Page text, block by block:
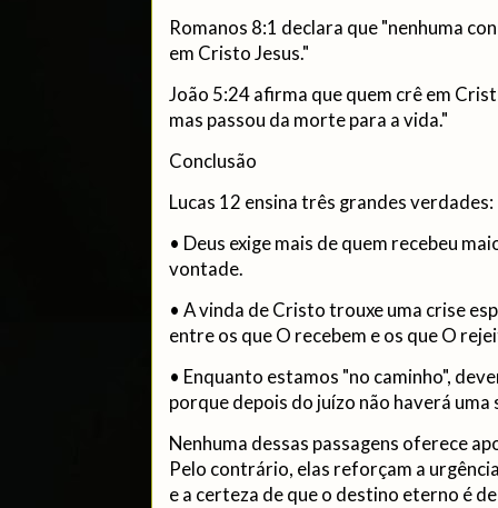
Romanos 8:1 declara que "nenhuma
em Cristo Jesus."
João 5:24 afirma que quem crê em
mas passou da morte para a vida."
Conclusão
Lucas 12 ensina três grandes verdades:
• Deus exige mais de quem recebeu
vontade.
• A vinda de Cristo trouxe uma crise
entre os que O recebem e os que O
• Enquanto estamos "no caminho",
porque depois do juízo não haverá
Nenhuma dessas passagens oferece
Pelo contrário, elas reforçam a
e a certeza de que o destino eterno é